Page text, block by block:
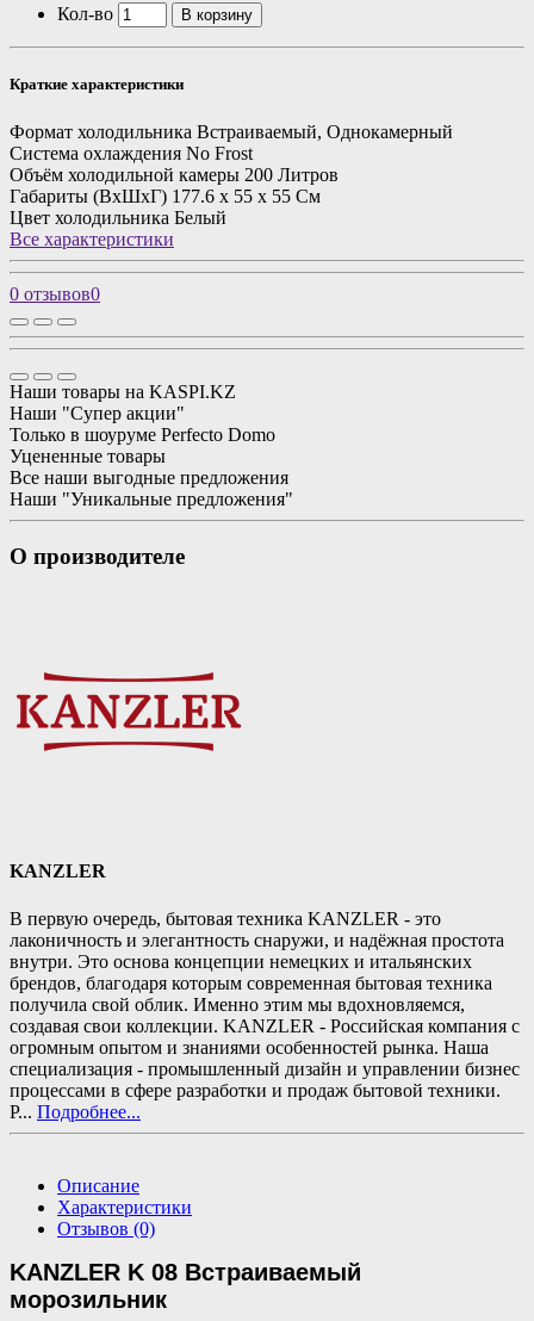
Кол-во В корзину
Краткие характеристики
Формат холодильника Встраиваемый, Однокамерный
Система охлаждения No Frost
Объём холодильной камеры 200 Литров
Габариты (ВхШхГ) 177.6 х 55 х 55 См
Цвет холодильника Белый
Все характеристики
0 отзывов0
Наши товары на KASPI.KZ
Наши "Супер акции"
Только в шоуруме Perfecto Domo
Уцененные товары
Все наши выгодные предложения
Наши "Уникальные предложения"
О производителе
KANZLER
В первую очередь, бытовая техника KANZLER - это
лаконичность и элегантность снаружи, и надёжная простота
внутри. Это основа концепции немецких и итальянских
брендов, благодаря которым современная бытовая техника
получила свой облик. Именно этим мы вдохновляемся,
создавая свои коллекции. KANZLER - Российская компания с
огромным опытом и знаниями особенностей рынка. Наша
специализация - промышленный дизайн и управлении бизнес
процессами в сфере разработки и продаж бытовой техники.
Р... Подробнее...
Описание
Характеристики
Отзывов (0)
KANZLER K 08 Встраиваемый
морозильник